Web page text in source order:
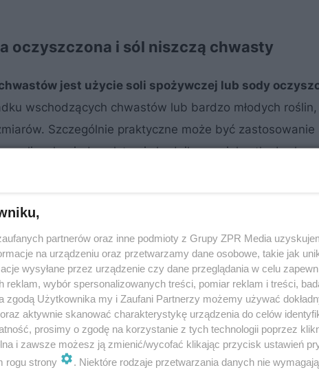
oczyszczona i sól niszczą chwasty
jest użycie soli spożywczej lub sody
wschodzących chwastów lub bardzo młodych
Szczególnie praktyczne może być zastosowanie
między płytami chodnikowymi, kostką
partnerów oraz inne podmioty z Grupy ZPR Media
na urządzeniu oraz przetwarzamy dane osobowe, takie jak
wysyłane przez urządzenie czy dane przeglądania w celu
reklam, wybór spersonalizowanych treści, pomiar reklam i treści,
zgodą Użytkownika my i Zaufani Partnerzy możemy używać
aktywnie skanować charakterystykę urządzenia do celów
prosimy o zgodę na korzystanie z tych technologii poprzez
i zawsze możesz ją zmienić/wycofać klikając przycisk ustawień
rogu strony
. Niektóre rodzaje przetwarzania danych nie